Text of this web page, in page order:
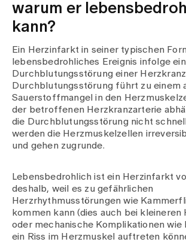
warum er
kann?
Ein Herzinfarkt in seiner typischen
lebensbedrohliches Ereignis infolge
Durchblutungsstörung einer
Durchblutungsstörung führt zu einem
Sauerstoffmangel in den
der betroffenen Herzkranzarterie
die Durchblutungsstörung nicht
werden die Herzmuskelzellen
und gehen zugrunde.
Lebensbedrohlich ist ein Herzinfarkt
deshalb, weil es zu gefährlichen
Herzrhythmusstörungen wie
kommen kann (dies auch bei
oder mechanische Komplikationen wie
ein Riss im Herzmuskel auftreten